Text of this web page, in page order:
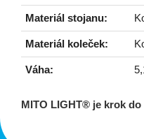
Materiál stojanu:
Materiál koleček:
Váha:
MITO LIGHT® je krok